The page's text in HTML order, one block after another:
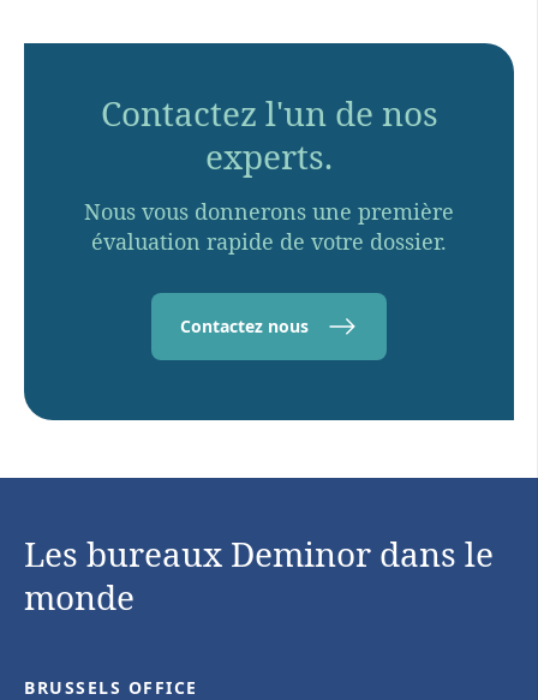
Contactez l'un de nos
experts.
Nous vous donnerons une première
évaluation rapide de votre dossier.
Contactez nous
Les bureaux Deminor dans le
monde
BRUSSELS OFFICE